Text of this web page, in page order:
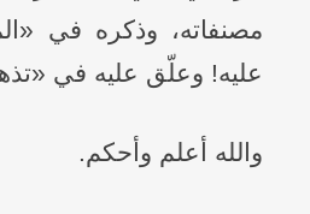
مصنفاته، وذكره في
عليه! وعلّق عليه في
والله أعلم وأحكم.